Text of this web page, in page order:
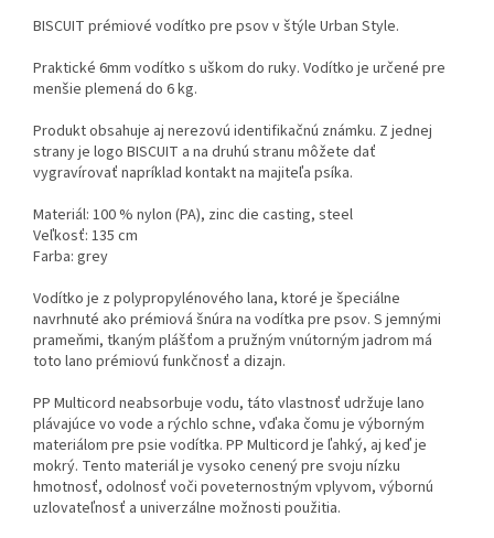
BISCUIT prémiové vodítko pre psov v štýle Urban Style.
Praktické 6mm vodítko s uškom do ruky. Vodítko je určené pre
menšie plemená do 6 kg.
Produkt obsahuje aj nerezovú identifikačnú známku. Z jednej
strany je logo BISCUIT a na druhú stranu môžete dať
vygravírovať napríklad kontakt na majiteľa psíka.
Materiál: 100 % nylon (PA), zinc die casting, steel
Veľkosť: 135 cm
Farba: grey
Vodítko je z polypropylénového lana, ktoré je špeciálne
navrhnuté ako prémiová šnúra na vodítka pre psov. S jemnými
prameňmi, tkaným plášťom a pružným vnútorným jadrom má
toto lano prémiovú funkčnosť a dizajn.
PP Multicord neabsorbuje vodu, táto vlastnosť udržuje lano
plávajúce vo vode a rýchlo schne, vďaka čomu je výborným
materiálom pre psie vodítka. PP Multicord je ľahký, aj keď je
mokrý. Tento materiál je vysoko cenený pre svoju nízku
hmotnosť, odolnosť voči poveternostným vplyvom, výbornú
uzlovateľnosť a univerzálne možnosti použitia.